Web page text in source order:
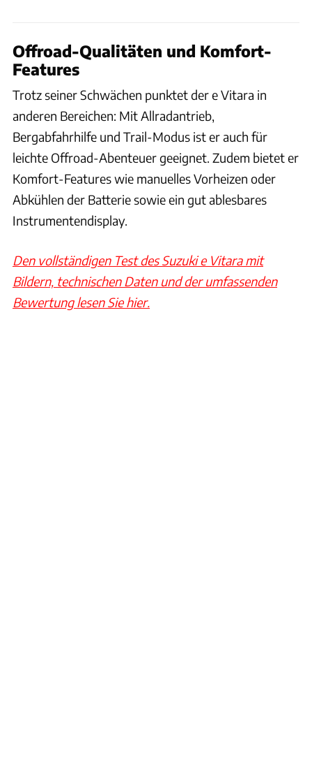
Offroad-Qualitäten und Komfort-
Features
Trotz seiner Schwächen punktet der e Vitara in
anderen Bereichen: Mit Allradantrieb,
Bergabfahrhilfe und Trail-Modus ist er auch für
leichte Offroad-Abenteuer geeignet. Zudem bietet er
Komfort-Features wie manuelles Vorheizen oder
Abkühlen der Batterie sowie ein gut ablesbares
Instrumentendisplay.
Den vollständigen Test des Suzuki e Vitara mit
Bildern, technischen Daten und der umfassenden
Bewertung lesen Sie hier.